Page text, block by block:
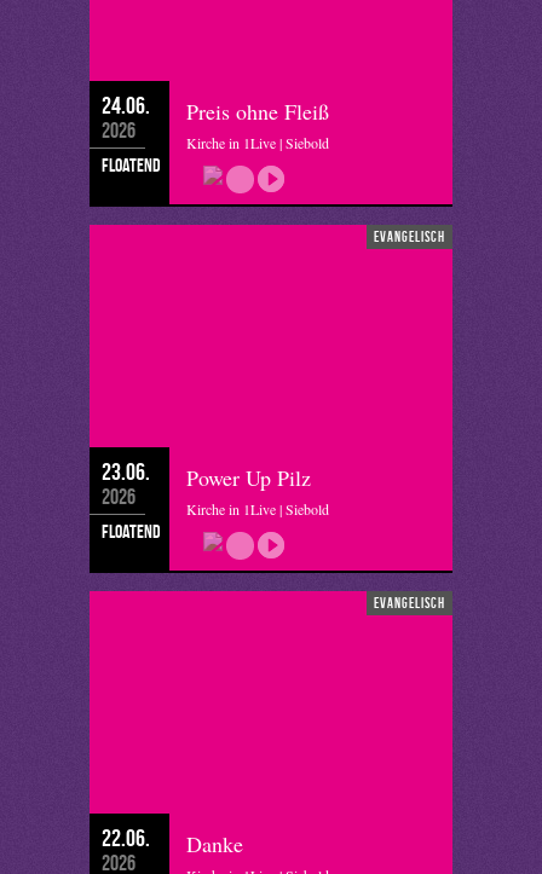
24.06.
2026
floatend
Preis ohne Fleiß
Kirche in 1Live | Siebold
evangelisch
23.06.
2026
floatend
Power Up Pilz
Kirche in 1Live | Siebold
evangelisch
22.06.
2026
Danke